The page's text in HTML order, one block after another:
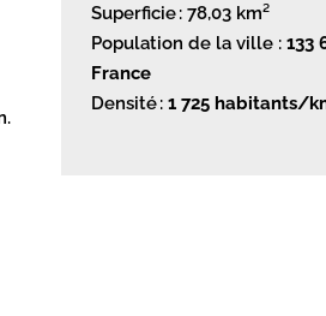
Superficie : 78,03 km²
Population de la ville :133
France
Densité :1 725 habitants/